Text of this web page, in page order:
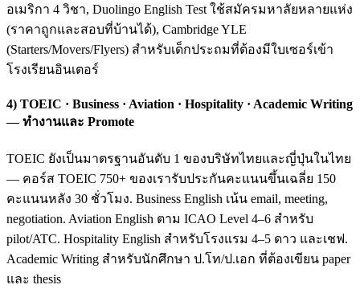
อเมริกา 4 วิชา, Duolingo English Test ใช้สมัครมหาลัยหลายแห่ง
(ราคาถูกและสอบที่บ้านได้), Cambridge YLE
(Starters/Movers/Flyers) สำหรับเด็กประถมที่ต้องมีใบเซอร์เข้า
โรงเรียนอินเตอร์
4) TOEIC · Business · Aviation · Hospitality · Academic Writing
— ทำงานและ Promote
TOEIC ยังเป็นมาตรฐานอันดับ 1 ของบริษัทไทยและญี่ปุ่นในไทย
— คอร์ส TOEIC 750+ ของเรารับประกันคะแนนขึ้นเฉลี่ย 150
คะแนนหลัง 30 ชั่วโมง. Business English เน้น email, meeting,
negotiation. Aviation English ตาม ICAO Level 4–6 สำหรับ
pilot/ATC. Hospitality English สำหรับโรงแรม 4–5 ดาว และเชฟ.
Academic Writing สำหรับนักศึกษา ป.โท/ป.เอก ที่ต้องเขียน paper
และ thesis